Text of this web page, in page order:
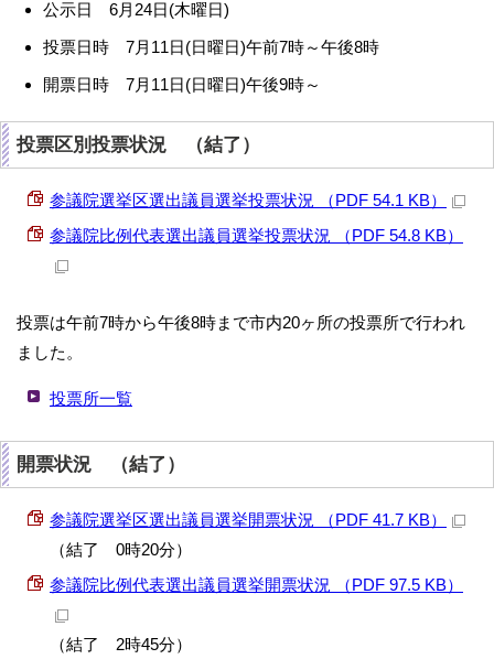
公示日 6月24日(木曜日)
投票日時 7月11日(日曜日)午前7時～午後8時
開票日時 7月11日(日曜日)午後9時～
投票区別投票状況 （結了）
参議院選挙区選出議員選挙投票状況 （PDF 54.1 KB）
参議院比例代表選出議員選挙投票状況 （PDF 54.8 KB）
投票は午前7時から午後8時まで市内20ヶ所の投票所で行われ
ました。
投票所一覧
開票状況 （結了）
参議院選挙区選出議員選挙開票状況 （PDF 41.7 KB）
（結了 0時20分）
参議院比例代表選出議員選挙開票状況 （PDF 97.5 KB）
（結了 2時45分）